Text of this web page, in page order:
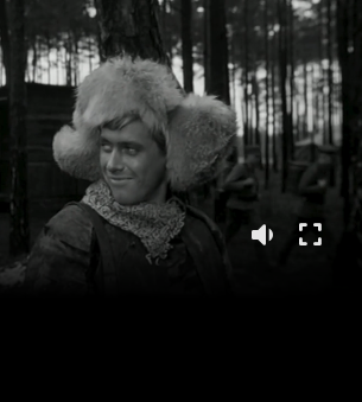
Czterej pancerni i pies